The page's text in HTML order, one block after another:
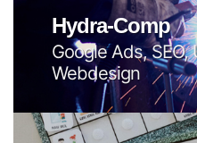
Hydra-Comp
Google Ads, SEO,
Webdesign